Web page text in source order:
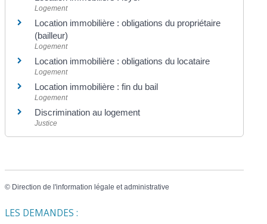
Logement
Location immobilière : obligations du propriétaire
(bailleur)
Logement
Location immobilière : obligations du locataire
Logement
Location immobilière : fin du bail
Logement
Discrimination au logement
Justice
© Direction de l'information légale et administrative
LES DEMANDES :